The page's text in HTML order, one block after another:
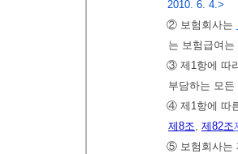
2010. 6. 4.>
② 보험회사는
는 보험급여
③ 제1항에 따
부담하는 모
④ 제1항에 따
제8조, 제82조
⑤ 보험회사는